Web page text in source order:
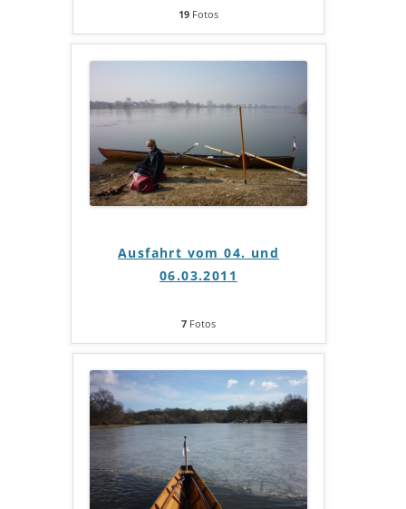
19 Fotos
Ausfahrt vom 04. und
06.03.2011
7 Fotos